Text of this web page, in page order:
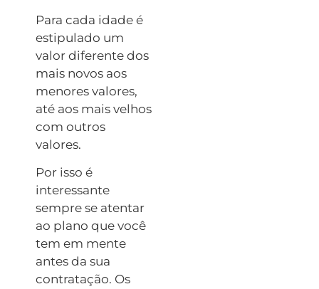
Para cada idade é
estipulado um
valor diferente dos
mais novos aos
menores valores,
até aos mais velhos
com outros
valores.
Por isso é
interessante
sempre se atentar
ao plano que você
tem em mente
antes da sua
contratação. Os